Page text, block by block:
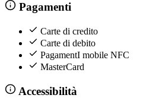
Pagamenti
Carte di credito
Carte di debito
PagamentI mobile NFC
MasterCard
Accessibilità